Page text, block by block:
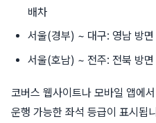
배차
서울(경부) ~ 대구: 영남 방
서울(호남) ~ 전주: 전북 방
코버스 웹사이트나 모바일 앱에
운행 가능한 좌석 등급이 표시됩